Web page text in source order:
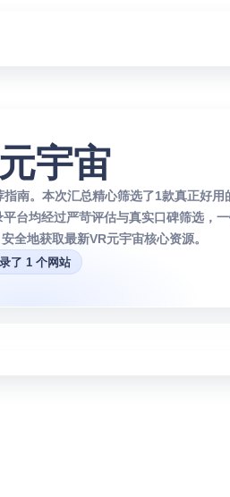
宇宙
南。本次汇总精心筛选了1款真正好用
台均经过严苛评估与真实口碑筛选，
全地获取最新VR元宇宙核心资源。
了 1 个网站